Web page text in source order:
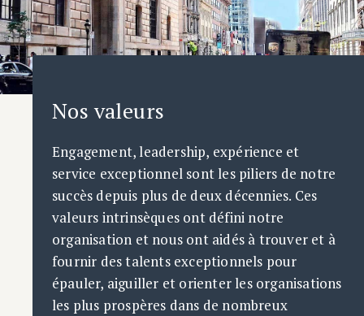
Nos valeurs
Engagement, leadership, expérience et
service exceptionnel sont les piliers de notre
succès depuis plus de deux décennies. Ces
valeurs intrinsèques ont défini notre
organisation et nous ont aidés à trouver et à
fournir des talents exceptionnels pour
épauler, aiguiller et orienter les organisations
les plus prospères dans de nombreux